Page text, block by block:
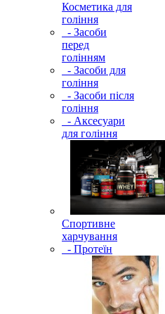
Косметика для
гоління
- Засоби
перед
голінням
- Засоби для
гоління
- Засоби після
гоління
- Аксесуари
для гоління
Спортивне
харчування
- Протеїн